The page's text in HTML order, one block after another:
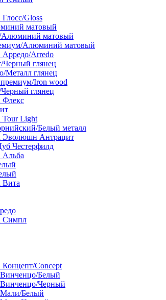
Gloss
матовый
Алюминий матовый
Алюминий матовый
Арредо/Arredo
Черный глянец
Металл глянец
Iron wood
глянец
Флекс
Tour Light
Белый металл
Эволюшн Антрацит
Честерфилд
Альба
Вита
Симпл
Концепт/Concept
Белый
Черный
Белый